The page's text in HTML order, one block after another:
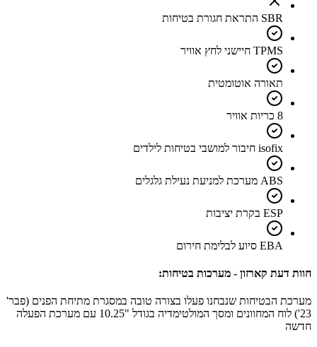
SBR התראת חגורת בטיחות
TPMS חיישני לחץ אוויר
תאורה אוטומטית
8 כריות אוויר
isofix חיבור למושבי בטיחות לילדים
ABS מערכת למניעת נעילת גלגלים
ESP בקרת יציבות
EBA סיוע לבלימת חירום
חוות דעת קארזון - מערכות בטיחות:
מערכת הבטיחות שנבחנו פעלו בצורה טובה במסגרת מתיחת הפנים (פבר'
23') לוח המחוונים ומסך המולטימדיה בגודל "10.25 עם מערכת הפעלה
חדשה